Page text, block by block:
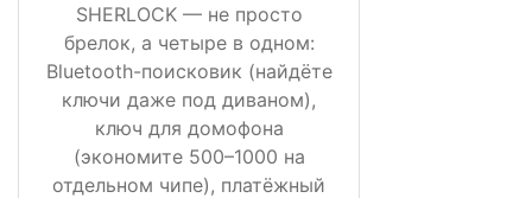
SHERLOCK — не просто
брелок, а четыре в одном:
Bluetooth-поисковик (найдёте
ключи даже под диваном),
ключ для домофона
(экономите 500–1000 на
отдельном чипе), платёжный